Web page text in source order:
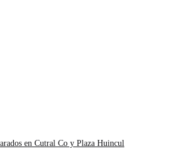
en Cutral Co y Plaza Huincul